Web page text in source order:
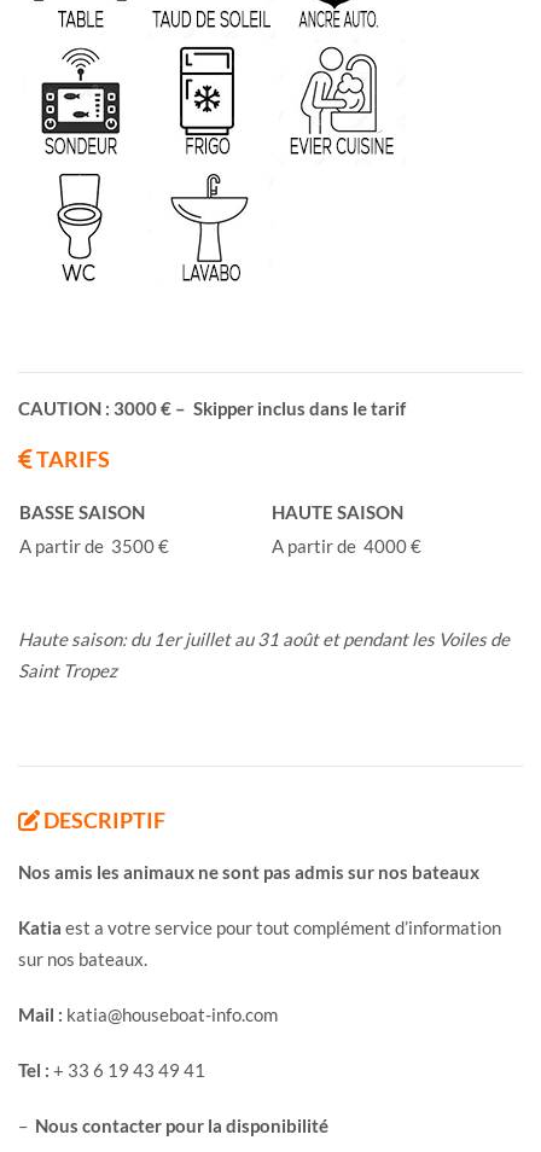
CAUTION : 3000 € – Skipper inclus dans le tarif
TARIFS
BASSE SAISON
HAUTE SAISON
A partir de 3500 €
A partir de 4000 €
Haute saison: du 1er juillet au 31 août et pendant les Voiles de
Saint Tropez
DESCRIPTIF
Nos amis les animaux ne sont pas admis sur nos bateaux
Katia est a votre service pour tout complément d’information
sur nos bateaux.
Mail : katia@houseboat-info.com
Tel : + 33 6 19 43 49 41
– Nous contacter pour la disponibilité